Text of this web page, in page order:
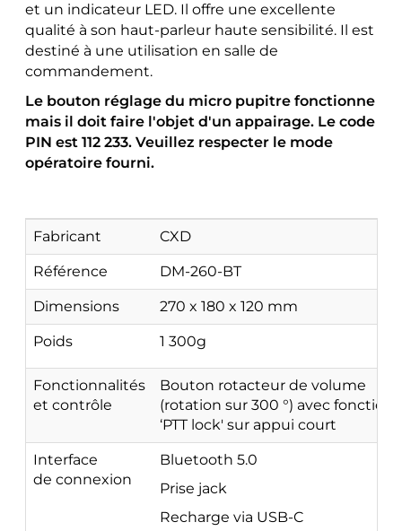
et un indicateur LED. Il offre une excellente
qualité à son haut-parleur haute sensibilité. Il est
destiné à une utilisation en salle de
commandement.
Le bouton réglage du micro pupitre fonctionne
mais il doit faire l'objet d'un appairage. Le code
PIN est 112 233. Veuillez respecter le mode
opératoire fourni.
Fabricant CXD
Référence DM-260-BT
Dimensions 270 x 180 x 120 mm
Poids 1 300g
Fonctionnalités
et contrôle
Bouton rotacteur de volume
(rotation sur 300 °) avec fonction
‘PTT lock' sur appui court
Interface
de connexion
Bluetooth 5.0
Prise jack
Recharge via USB-C